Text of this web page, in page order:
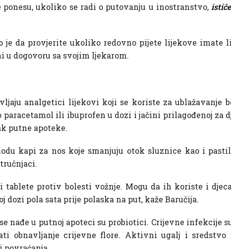
ukoliko se radi o putovanju u inostranstvo,
je da provjerite ukoliko redovno pijete lijekove
dogovoru sa svojim ljekarom.
analgetici lijekovi koji se koriste za ublažavanje
paracetamol ili ibuprofen u dozi i jačini prilagođenoj za
putne apoteke.
kapi za nos koje smanjuju otok sluznice kao i
tablete protiv bolesti vožnje. Mogu da ih koriste i
pola sata prije polaska na put, kaže Baručija.
nađe u putnoj apoteci su probiotici. Crijevne infekcije
obnavljanje crijevne flore. Aktivni ugalj i sredstvo